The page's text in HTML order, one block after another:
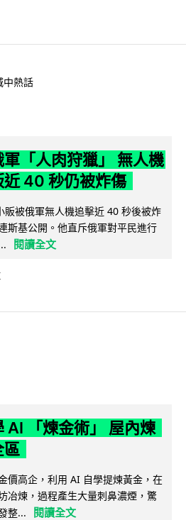
中熱話
「人肉狩獵」 無人機
40 秒仍被炸傷
販被俄軍無人機追擊近 40 秒後被炸
斯基公開。他直斥俄軍對平民進行
閱讀全文
AI 「煉金術」 屋內煉
區
價高企，利用 AI 自學提煉黃金，在
冶煉，過程產生大量刺鼻濃煙，驚
整...
閱讀全文